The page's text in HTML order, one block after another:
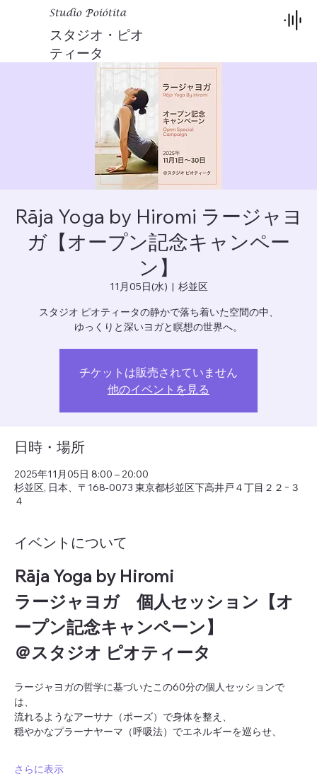
Studio Poiótita
スタジオ・ピオ
ティータ
Rāja Yoga by Hiromi ラージャヨ
ガ【オープン記念キャンペー
ン】
11月05日(水)
  |
杉並区
スタジオ ピオティータの静かで落ち着いた空間の中、
ゆっくりと深いヨガと瞑想の世界へ。
チケットは販売されていません
他のイベントを見る
日時・場所
2025年11月05日 8:00 – 20:00
杉並区, 日本、〒168-0073 東京都杉並区下高井戸４丁目２２−３
４
イベントについて
Rāja Yoga by Hiromi
ラージャヨガ　個人セッション【オ
ープン記念キャンペーン】
＠スタジオ ピオティータ
ラージャヨガの哲学に基づいたこの60分の個人セッションで
は、
流れるようなアーサナ（ポーズ）で身体を整え、
穏やかなプラーナヤーマ（呼吸法）でエネルギーを巡らせ、
さらに表示